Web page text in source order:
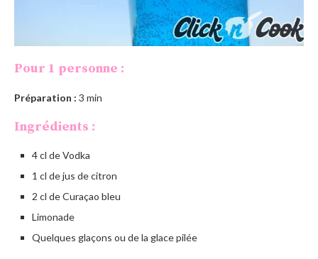
Pour 1 personne :
Préparation : 3 min
Ingrédients :
4 cl de Vodka
1 cl de jus de citron
2 cl de Curaçao bleu
Limonade
Quelques glaçons ou de la glace pilée